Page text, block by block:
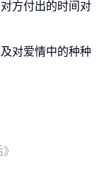
方付出的时间对
对爱情中的种种